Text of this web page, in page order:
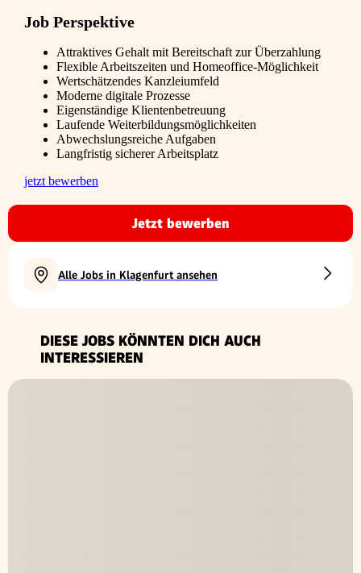
Job Perspektive
Attraktives Gehalt mit Bereitschaft zur Überzahlung
Flexible Arbeitszeiten und Homeoffice-Möglichkeit
Wertschätzendes Kanzleiumfeld
Moderne digitale Prozesse
Eigenständige Klientenbetreuung
Laufende Weiterbildungsmöglichkeiten
Abwechslungsreiche Aufgaben
Langfristig sicherer Arbeitsplatz
jetzt bewerben
Jetzt bewerben
Alle Jobs in Klagenfurt ansehen
DIESE JOBS KÖNNTEN DICH AUCH
INTERESSIEREN